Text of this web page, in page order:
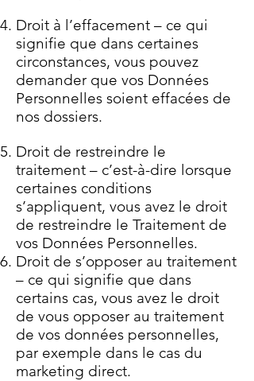
Droit à l’effacement – ce qui
signifie que dans certaines
circonstances, vous pouvez
demander que vos Données
Personnelles soient effacées de
nos dossiers.
Droit de restreindre le
traitement – c’est-à-dire lorsque
certaines conditions
s’appliquent, vous avez le droit
de restreindre le Traitement de
vos Données Personnelles.
Droit de s’opposer au traitement
– ce qui signifie que dans
certains cas, vous avez le droit
de vous opposer au traitement
de vos données personnelles,
par exemple dans le cas du
marketing direct.